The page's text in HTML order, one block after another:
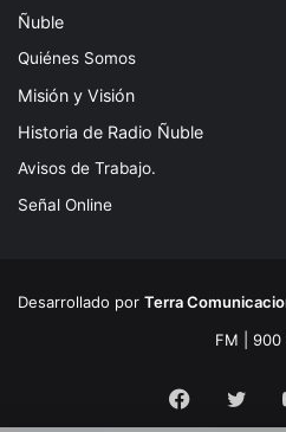
Ñuble
Quiénes Somos
Misión y Visión
Historia de Radio Ñuble
Avisos de Trabajo.
Señal Online
Desarrollado por Terra
FM | 900